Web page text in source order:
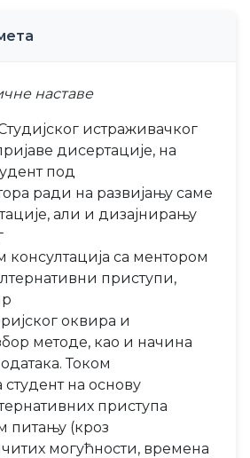
наставе
истраживачког
дисертације, на
под
ради на развијању саме
али и дизајнирању
консултација са ментором
приступи,
оквира и
методе, као и начина
Током
студент на основу
приступа
питању (кроз
могућности, времена